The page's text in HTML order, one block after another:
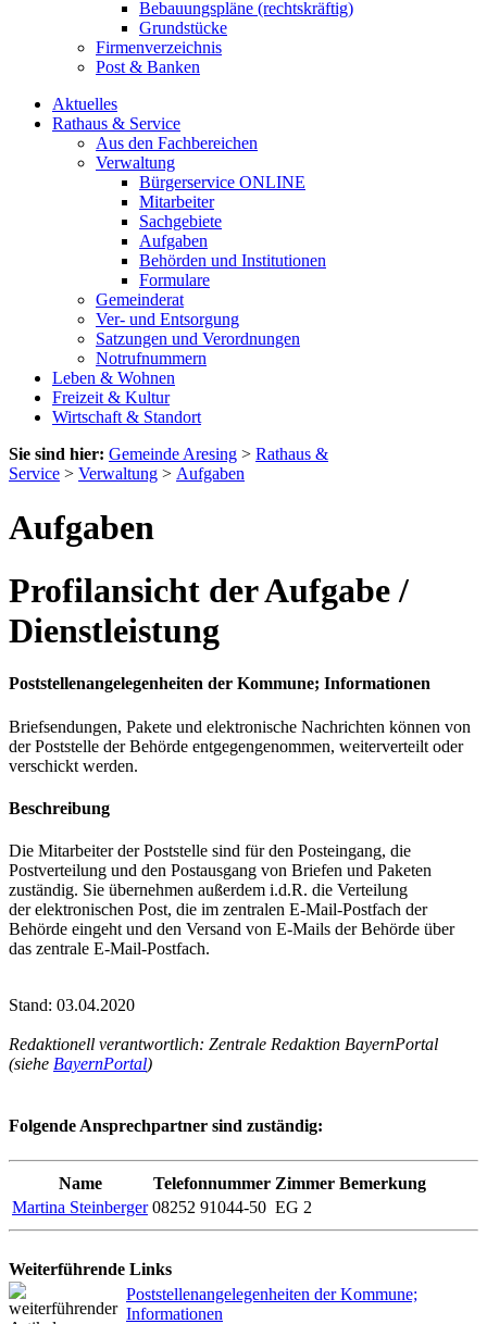
Bebauungspläne (rechtskräftig)
Grundstücke
Firmenverzeichnis
Post & Banken
Aktuelles
Rathaus & Service
Aus den Fachbereichen
Verwaltung
Bürgerservice ONLINE
Mitarbeiter
Sachgebiete
Aufgaben
Behörden und Institutionen
Formulare
Gemeinderat
Ver- und Entsorgung
Satzungen und Verordnungen
Notrufnummern
Leben & Wohnen
Freizeit & Kultur
Wirtschaft & Standort
Sie sind hier: Gemeinde Aresing > Rathaus &
Service > Verwaltung > Aufgaben
Aufgaben
Profilansicht der Aufgabe /
Dienstleistung
Poststellenangelegenheiten der Kommune; Informationen
Briefsendungen, Pakete und elektronische Nachrichten können von
der Poststelle der Behörde entgegengenommen, weiterverteilt oder
verschickt werden.
Beschreibung
Die Mitarbeiter der Poststelle sind für den Posteingang, die
Postverteilung und den Postausgang von Briefen und Paketen
zuständig. Sie übernehmen außerdem i.d.R. die Verteilung
der elektronischen Post, die im zentralen E-Mail-Postfach der
Behörde eingeht und den Versand von E-Mails der Behörde über
das zentrale E-Mail-Postfach.
Stand: 03.04.2020
Redaktionell verantwortlich: Zentrale Redaktion BayernPortal
(siehe BayernPortal)
Folgende Ansprechpartner sind zuständig:
Name Telefonnummer Zimmer Bemerkung
Martina Steinberger 08252 91044-50 EG 2
Weiterführende Links
Poststellenangelegenheiten der Kommune;
Informationen